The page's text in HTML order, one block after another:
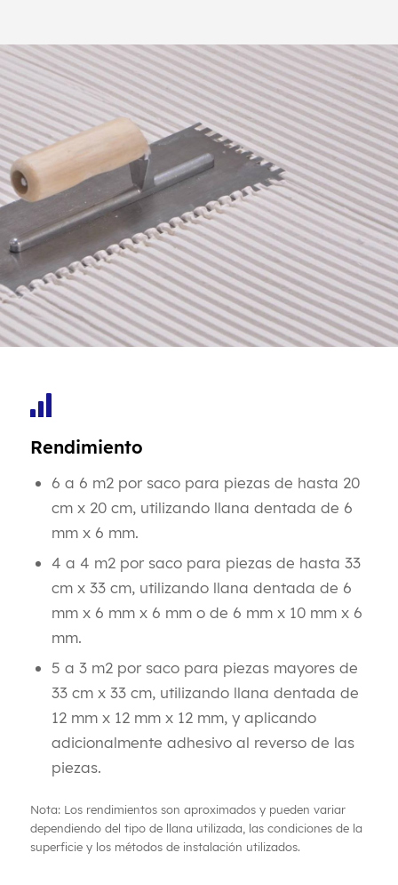
Rendimiento
6 a 6 m2 por saco para piezas de hasta 20
cm x 20 cm, utilizando llana dentada de 6
mm x 6 mm.
4 a 4 m2 por saco para piezas de hasta 33
cm x 33 cm, utilizando llana dentada de 6
mm x 6 mm x 6 mm o de 6 mm x 10 mm x 6
mm.
5 a 3 m2 por saco para piezas mayores de
33 cm x 33 cm, utilizando llana dentada de
12 mm x 12 mm x 12 mm, y aplicando
adicionalmente adhesivo al reverso de las
piezas.
Nota: Los rendimientos son aproximados y pueden variar
dependiendo del tipo de llana utilizada, las condiciones de la
superficie y los métodos de instalación utilizados.